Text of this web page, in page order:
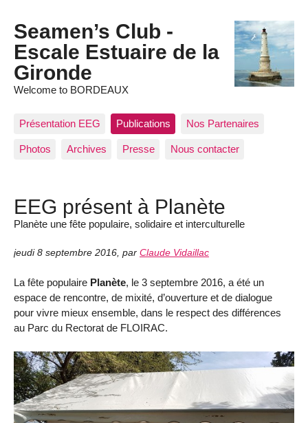
Seamen’s Club -
Escale Estuaire de la
Gironde
Welcome to BORDEAUX
Présentation EEG Publications Nos Partenaires
Photos Archives Presse Nous contacter
EEG présent à Planète
Planète une fête populaire, solidaire et interculturelle
jeudi 8 septembre 2016 par Claude Vidaillac
La fête populaire Planète, le 3 septembre 2016, a été un
espace de rencontre, de mixité, d’ouverture et de dialogue
pour vivre mieux ensemble, dans le respect des différences
au Parc du Rectorat de FLOIRAC.